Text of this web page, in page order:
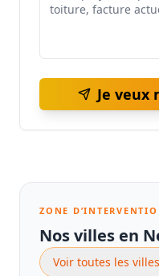
Je veux
ZONE
Nos villes en
Voir toutes les villes